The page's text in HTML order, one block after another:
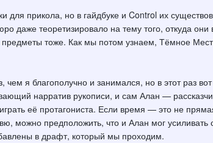
прикола, но в гайдбуке и Control их
даже теоретизировало на тему того, откуда они
тоже. Как мы потом узнаем, Тёмное
я благополучно и занимался, но в этот раз
нарратив рукописи, и сам Алан —
её протагониста. Если время — это не
можно предположить, что и Алан мог
в драфт, который мы проходим.